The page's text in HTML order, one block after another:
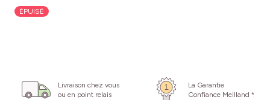
ÉPUISÉ
Livraison chez vous
ou en point relais
La Garantie
Confiance Meilland *